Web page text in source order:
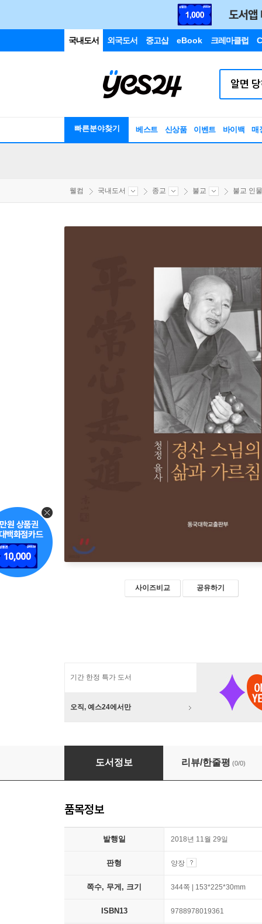
국내도서 외국도서 중고샵 eBook 크레마클럽
빠른분야찾기 베스트 신상품 이벤트 바이백 매
웰컴 국내도서 종교 불교 불교 인물
사이즈비교 공유하기
기간 한정 특가 도서
오직, 예스24에서만
경산 스님의 삶과 가르침
도서정보 리뷰/한줄평 (0/0)
품목정보
발행일 2018년 11월 29일
판형 양장
쪽수, 무게, 크기 344쪽 | 153*225*30mm
ISBN13 9788978019361